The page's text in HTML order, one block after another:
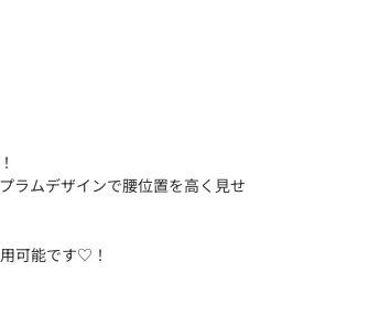
ラムデザインで腰位置を高く見せ
可能です♡！